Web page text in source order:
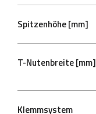
Spitzenhöhe [mm]
T-Nutenbreite [mm]
Klemmsystem